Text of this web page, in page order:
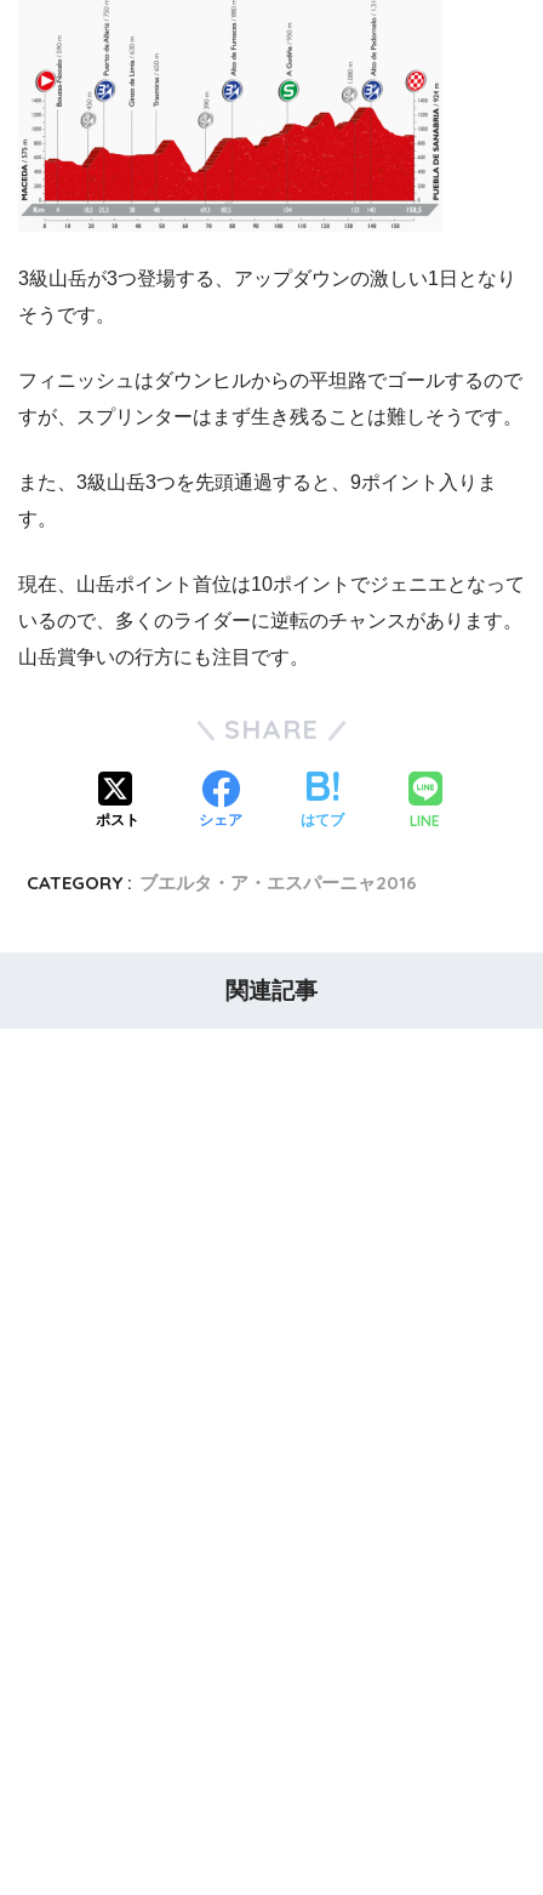
3級山岳が3つ登場する、アップダウンの激しい1日となり
そうです。
フィニッシュはダウンヒルからの平坦路でゴールするので
すが、スプリンターはまず生き残ることは難しそうです。
また、3級山岳3つを先頭通過すると、9ポイント入りま
す。
現在、山岳ポイント首位は10ポイントでジェニエとなって
いるので、多くのライダーに逆転のチャンスがあります。
山岳賞争いの行方にも注目です。
SHARE
ポスト シェア はてブ LINE
CATEGORY : ブエルタ・ア・エスパーニャ2016
関連記事